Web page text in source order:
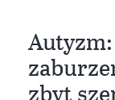
zbyt